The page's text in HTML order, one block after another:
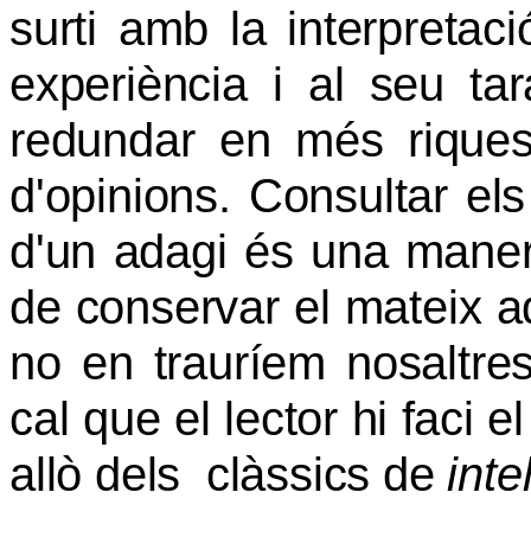
surti amb la
experiència i al seu
redundar en més
d'opinions. Consultar
d'un adagi és una
de conservar el mateix
no en trauríem
cal que el lector hi faci
allò dels clàssics de